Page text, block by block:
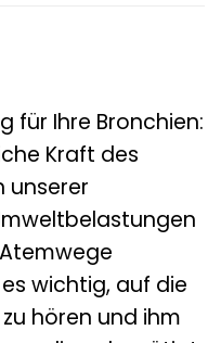
für Ihre Bronchien:
Kraft des
unserer
wichtig, auf die
hören und ihm